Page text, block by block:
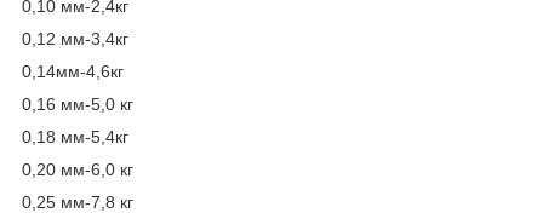
0,10 мм-2,4кг
0,12 мм-3,4кг
0,14мм-4,6кг
0,16 мм-5,0 кг
0,18 мм-5,4кг
0,20 мм-6,0 кг
0,25 мм-7,8 кг